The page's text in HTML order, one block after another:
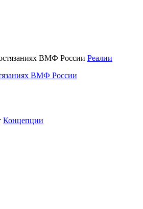
Реалии
ВМФ России
Концепции